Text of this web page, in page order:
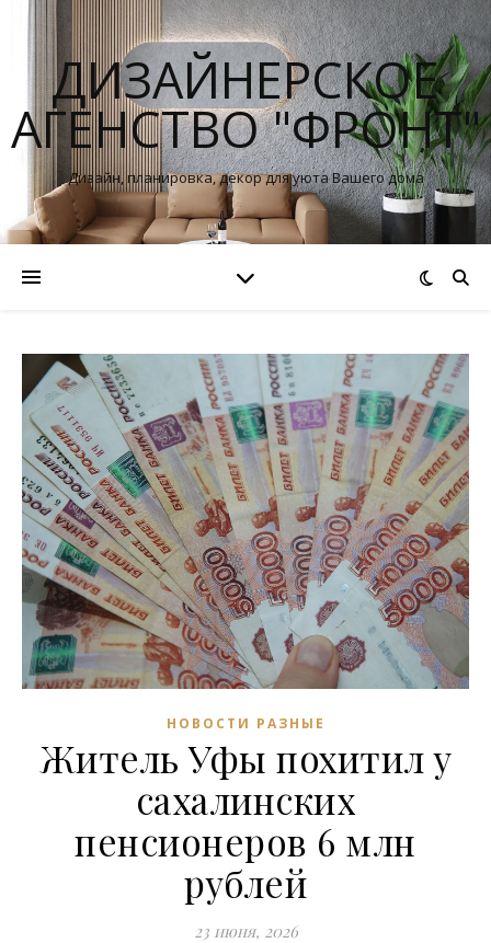
ДИЗАЙНЕРСКОЕ
АГЕНСТВО "ФРОНТ"
Дизайн, планировка, декор для уюта Вашего дома
НОВОСТИ РАЗНЫЕ
Житель Уфы похитил у
сахалинских
пенсионеров 6 млн
рублей
23 июня, 2026